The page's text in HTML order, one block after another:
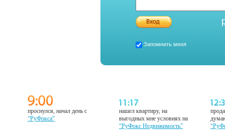
Запомнить меня
проснулся, начал день с
“РуФокса”
нашел квартиру, на
выгодных мне условиях на
“РуФокс Недвижимость”